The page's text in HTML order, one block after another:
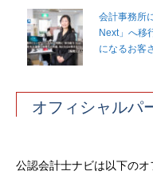
会計事務所
Next」へ移
になるお客
オフィシャルパ
公認会計士ナビは以下の